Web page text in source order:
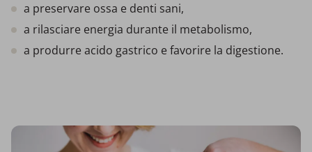
a preservare ossa e denti sani,
a rilasciare energia durante il metabolismo,
a produrre acido gastrico e favorire la digestione.